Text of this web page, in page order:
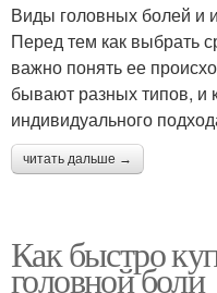
Виды головных болей и
Перед тем как выбрать
важно понять ее
бывают разных типов, и
индивидуального
читать дальше →
Как быстро
головной боли